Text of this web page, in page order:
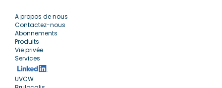
A propos de nous
Contactez-nous
Abonnements
Produits
Vie privée
Services
UVCW